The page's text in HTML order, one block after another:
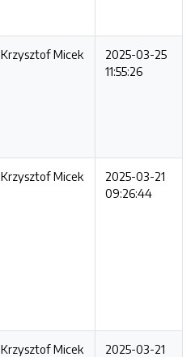
Krzysztof Micek
2025-03-25
11:55:26
Krzysztof Micek
2025-03-21
09:26:44
Krzysztof Micek
2025-03-21